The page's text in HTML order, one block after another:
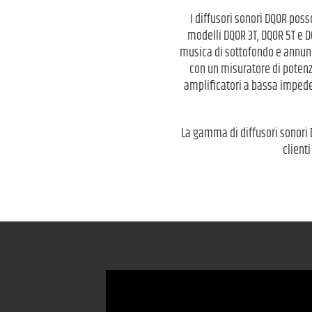
I diffusori sonori DQOR
modelli DQOR 3T, DQOR
musica di sottofondo e
con un misuratore di
amplificatori a bassa
La gamma di diffusori